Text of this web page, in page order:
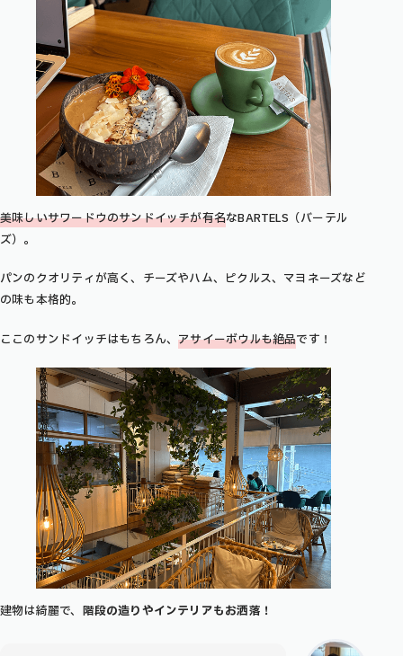
美味しいサワードウのサンドイッチが有名なBARTELS（バーテル
ズ）。
パンのクオリティが高く、チーズやハム、ピクルス、マヨネーズなど
の味も本格的。
ここのサンドイッチはもちろん、アサイーボウルも絶品です！
建物は綺麗で、 階段の造りやインテリアもお洒落！